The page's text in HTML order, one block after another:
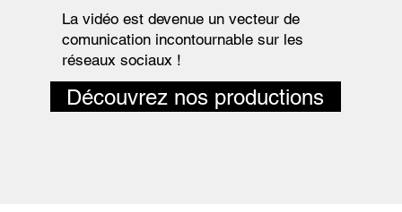
La vidéo est devenue un vecteur de
comunication incontournable sur les
réseaux sociaux !
Découvrez nos productions